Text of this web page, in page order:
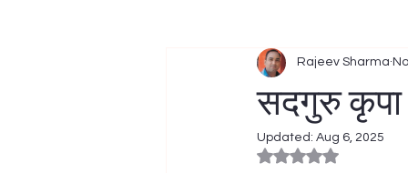
नवरात्रि साधना नववर्ष साधना
महाशांति साधना विधान शक्ति प्रवाह,
सदगुरु कृपा
Rajeev Sharma
Updated: Aug 6, 2025
Rated NaN out of 5